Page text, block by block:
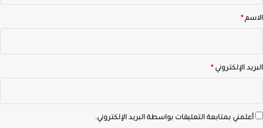
*الاسم*
البريد الإلكتروني*
أعلمني بمتابعة التعليقات بواسطة البريد الإلكتروني.